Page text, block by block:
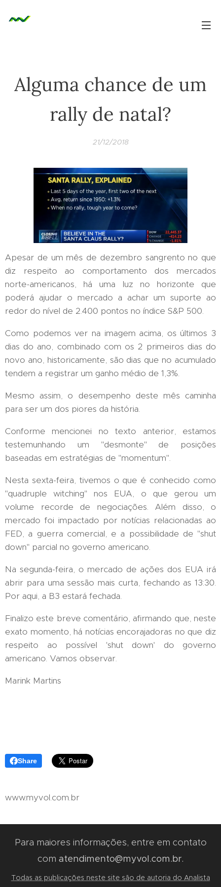
Alguma chance de um
rally de natal?
21/12/2018
Apesar de um mês de dezembro sangrento no que
diz respeito ao comportamento dos mercados
norte-americanos, há uma luz no horizonte que
poderá ajudar o mercado a achar um suporte ao
redor do nível de 2.400 pontos no índice S&P 500.
Como podemos ver na imagem acima, os últimos 3
dias do ano, combinado com os 2 primeiros dias do
novo ano, historicamente, são dias que no acumulado
tendem a registrar um ganho médio de 1,3%.
Mesmo assim, o desempenho deste mês caminha
para ser um dos piores da história.
Conforme mencionei no texto anterior, estamos
testemunhando um "desmonte" de posições
baseadas em estratégias de "momentum".
Nesta sexta-feira, tivemos o que é conhecido como
"quadruple witching" nos EUA, o que gerou um
volume recorde de negociações. Além disso, o
mercado foi impactado por notícias relacionadas ao
FED, a guerra comercial, e a possibilidade de "shut
down" parcial no governo americano.
Na segunda-feira, o mercado de ações dos EUA irá
abrir para uma sessão mais curta, fechando as 13:30.
Por aqui, a B3 estará fechada.
Finalizo este breve comentário, afirmando que, neste
exato momento, há notícias encorajadoras no que diz
respeito ao possível 'shut down' do governo
americano. Vamos observar.
Marink Martins
Share
www.myvol.com.br
Para maiores informações, entre em contato
com atendimento@myvol.com.br.
Todas as publicações neste site são de autoria do Analista